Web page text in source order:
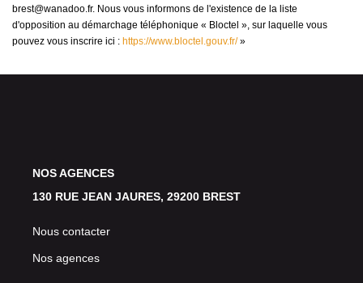
brest@wanadoo.fr. Nous vous informons de l'existence de la liste
d'opposition au démarchage téléphonique « Bloctel », sur laquelle vous
pouvez vous inscrire ici : https://www.bloctel.gouv.fr/»
NOS AGENCES
130 RUE JEAN JAURES, 29200 BREST
Nous contacter
Nos agences